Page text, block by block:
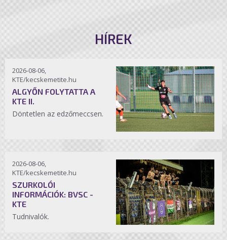
HÍREK
2026-08-06,
KTE/kecskemetite.hu
ALGYŐN FOLYTATTA A
KTE II.
Döntetlen az edzőmeccsen.
2026-08-06,
KTE/kecskemetite.hu
SZURKOLÓI
INFORMÁCIÓK: BVSC -
KTE
Tudnivalók.